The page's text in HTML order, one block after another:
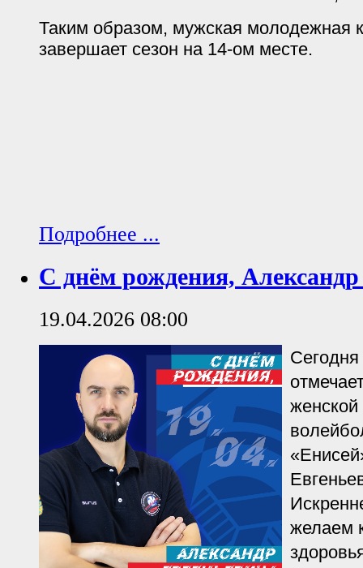
Таким образом, мужская молодежная
завершает сезон на 14-ом месте.
Подробнее ...
С днём рождения,
19.04.2026 08:00
желаем